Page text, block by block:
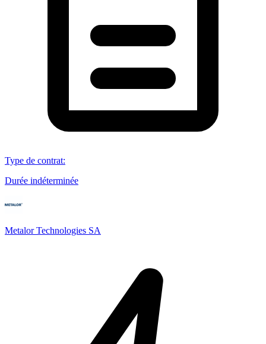
Type de contrat:
Durée indéterminée
Metalor Technologies SA